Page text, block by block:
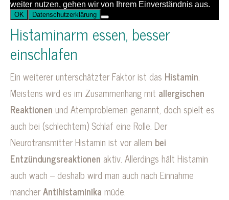
Histaminarm essen, besser
einschlafen
Ein weiterer unterschätzter Faktor ist das Histamin.
Meistens wird es im Zusammenhang mit allergischen
Reaktionen und Atemproblemen genannt, doch spielt es
auch bei (schlechtem) Schlaf eine Rolle. Der
Neurotransmitter Histamin ist vor allem bei
Entzündungsreaktionen aktiv. Allerdings hält Histamin
auch wach – deshalb wird man auch nach Einnahme
mancherAntihistaminika müde.